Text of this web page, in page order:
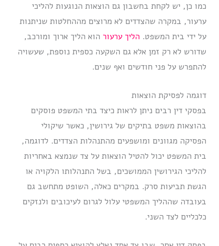
כמו כן, יש לקחת בחשבון גם הוצאות הנוגעות להליכי
ערעור, במקרה שהצדדים לא מרוצים מההחלטות שניתנות
על ידי בית המשפט.הליך ערעור הוא הליך ארוך ומורכב,
שדורש לא רק זמן אלא גם השקעה כספית נוספת, שעשויה
להתפרש על פני חודשים ואף שנים.
דוגמה לפסיקת הוצאות
בפסקי דין רבים ניתן לראות כיצד בתי המשפט פוסקים
בהוצאות משפט בתיקים של גירושין, כאשר שיקולי
הפסיקה מגוונים ומושפעים מהתנהלות הצדדים. לדוגמה,
בית המשפט יכול להטיל הוצאות על צד שנמצא באחריות
להליכי הגירושין הממושכים, בשל התנהלותו הלקויה או
הגשת תביעות סרק. במקרים כאלה, השופט מתחשב גם
בעובדה שההליך המשפטי עלול לגרום לעיכובים ולנזקים
כלכליים לצד השני.